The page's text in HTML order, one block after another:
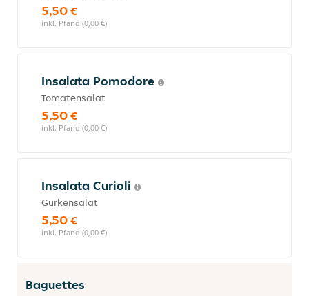
5,50 €
inkl. Pfand (0,00 €)
Insalata Pomodore
Tomatensalat
5,50 €
inkl. Pfand (0,00 €)
Insalata Curioli
Gurkensalat
5,50 €
inkl. Pfand (0,00 €)
Baguettes